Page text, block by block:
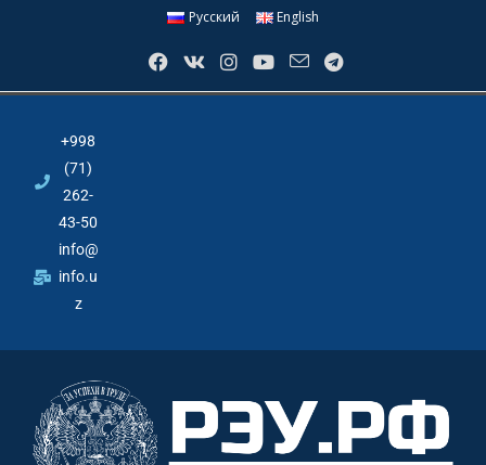
Русский English
+998
(71)
262-
43-50
info@
info.u
z